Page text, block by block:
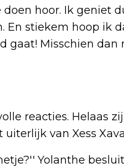
hoor. Ik geniet
En stiekem hoop ik
gaat! Misschien dan
reacties. Helaas
van Xess
Yolanthe